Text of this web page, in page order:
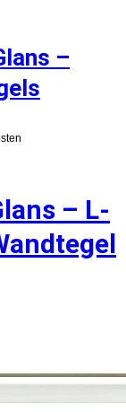
–
– L-